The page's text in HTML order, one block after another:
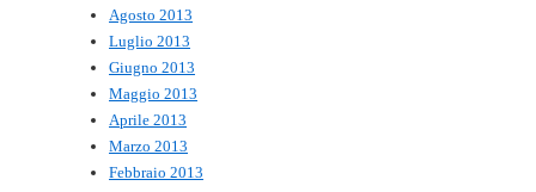
Agosto 2013
Luglio 2013
Giugno 2013
Maggio 2013
Aprile 2013
Marzo 2013
Febbraio 2013